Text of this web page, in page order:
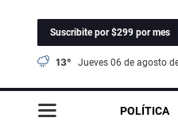
Suscribite por $299 por mes
13° jueves 06 de agosto
POLÍTICA